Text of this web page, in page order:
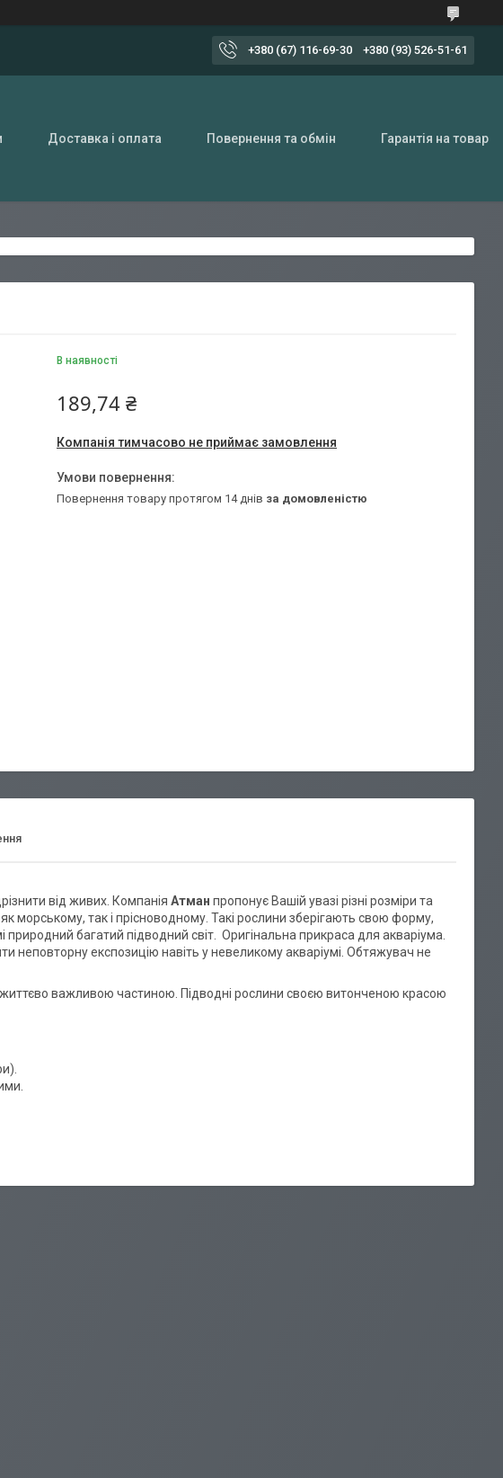
+380 (67) 116-69-30 +380 (93) 526-51-61
Доставка і оплата Повернення та обмін Гарантія на товар
В наявності
189,74 ₴
Компанія тимчасово не приймає замовлення
повернення товару протягом 14 днів за домовленістю
від живих. Компанія Атман пропонує Вашій увазі різні розміри та
морському, так і прісноводному. Такі рослини зберігають свою форму,
багатий підводний світ. Оригінальна прикраса для акваріума.
неповторну експозицію навіть у невеликому акваріумі. Обтяжувач не
життєво важливою частиною. Підводні рослини своєю витонченою красою